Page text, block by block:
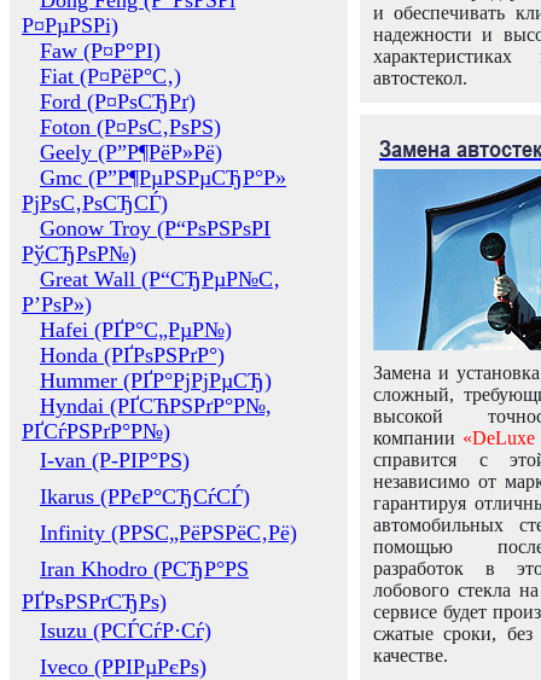
Р¤РµРЅРі)
Faw (Р¤Р°РІ)
Fiat (Р¤РёР°С‚)
Ford (Р¤РѕСЂРґ)
Foton (Р¤РѕС‚РѕРЅ)
Geely (Р”Р¶РёР»Рё)
Gmc (Р”Р¶РµРЅРµСЂР°Р»
РјРѕС‚РѕСЂСЃ)
Gonow Troy (Р“РѕРЅРѕРІ
РўСЂРѕР№)
Great Wall (Р“СЂРµР№С‚
Р’РѕР»)
Hafei (РҐР°С„РµР№)
Honda (РҐРѕРЅРґР°)
Hummer (РҐР°РјРјРµСЂ)
Hyndai (РҐСЋРЅРґР°Р№,
РҐСѓРЅРґР°Р№)
I-van (Р-РІР°РЅ)
Ikarus (РРєР°СЂСѓСЃ)
Infinity (РРЅС„РёРЅРёС‚Рё)
Iran Khodro (РСЂР°РЅ
РҐРѕРЅРґСЂРѕ)
Isuzu (РСЃСѓР·Сѓ)
Iveco (РРІРµРєРѕ)
и обеспечивать
надежности и
автостекол.
Замена
Замена и
сложный,
высокой
компании «DeLuxe
справится с
независимо от
гарантируя
автомобильных
помощью
разработок в
лобового стекла
сервисе будет
сжатые сроки,
качестве.